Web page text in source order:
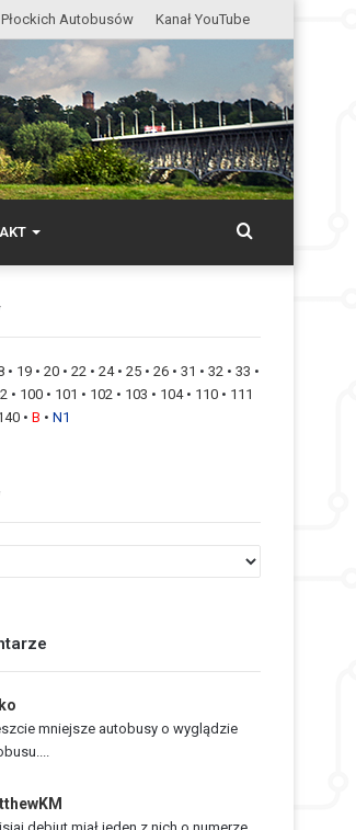
Autobusów Kanał YouTube
Wyszukaj
• 19 •20 •22 •24•25 •26 •31 •32 •33 •
• 100 • 101 • 102 • 103 • 104• 110 • 111
•B •N1
mniejsze autobusy o wyglądzie